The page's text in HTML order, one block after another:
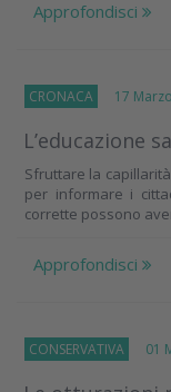
Approfondisci
CRONACA 17
L’educazione
Sfruttare la
per informare i
corrette possono
Approfondisci
CONSERVATIVA 01